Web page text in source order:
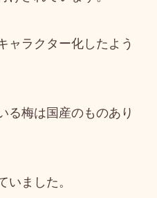
ャラクター化したよう
る梅は国産のものあり
いました。